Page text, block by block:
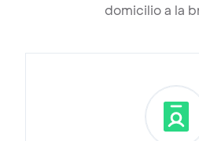
domicilio a la